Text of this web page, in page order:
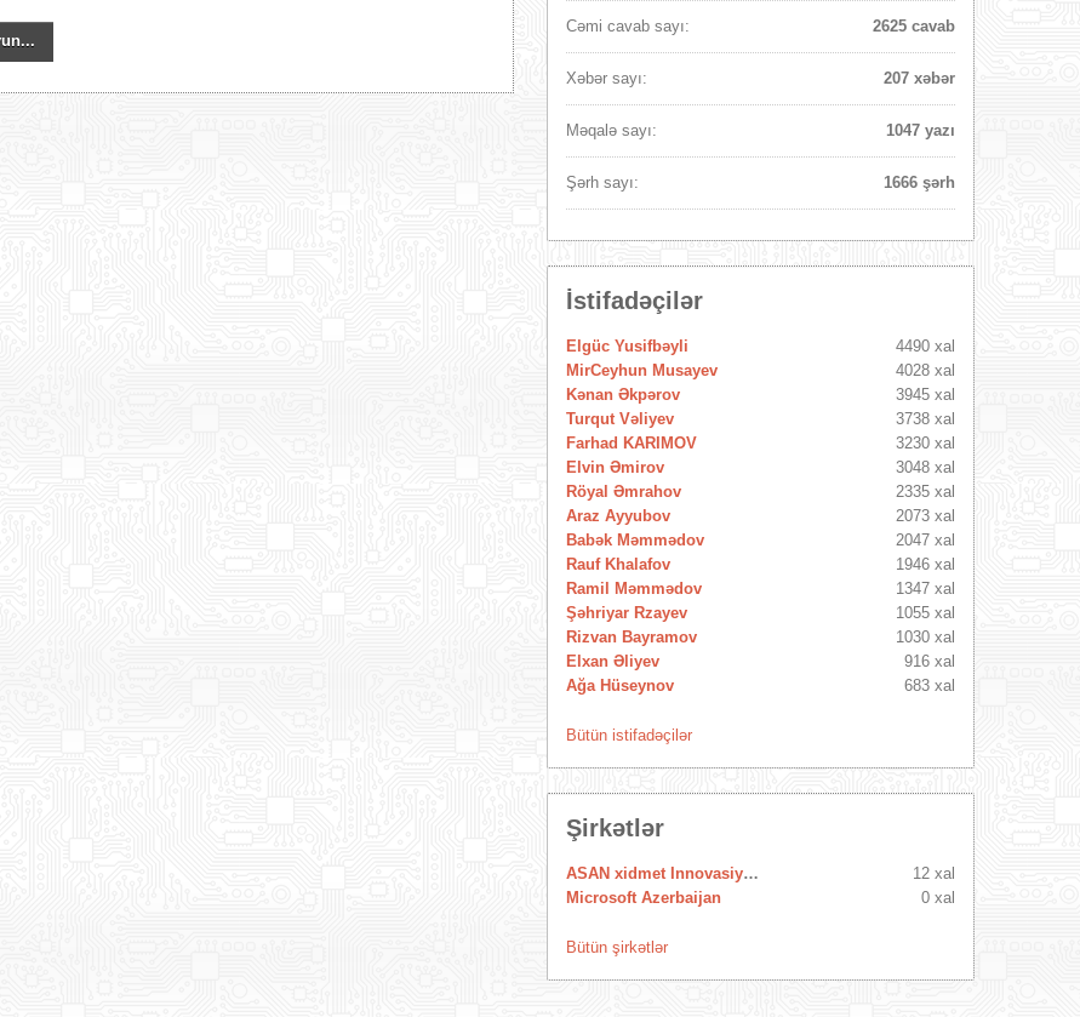
Cəmi cavab sayı: 2625 cavab
Xəbər sayı: 207 xəbər
Məqalə sayı: 1047 yazı
Şərh sayı: 1666 şərh
İstifadəçilər
Elgüc Yusifbəyli
4490 xal
MirCeyhun Musayev
4028 xal
Kənan Əkpərov
3945 xal
Turqut Vəliyev
3738 xal
Farhad KARIMOV
3230 xal
Elvin Əmirov
3048 xal
Röyal Əmrahov
2335 xal
Araz Ayyubov
2073 xal
Babək Məmmədov
2047 xal
Rauf Khalafov
1946 xal
Ramil Məmmədov
1347 xal
Şəhriyar Rzayev
1055 xal
Rizvan Bayramov
1030 xal
Elxan Əliyev
916 xal
Ağa Hüseynov
683 xal
Bütün istifadəçilər
Şirkətlər
ASAN xidmet Innovasiya Mərkəzi
12 xal
Microsoft Azerbaijan
0 xal
Bütün şirkətlər